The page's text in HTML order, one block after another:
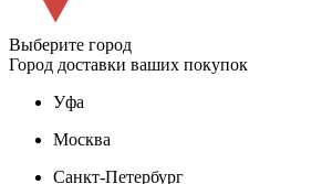
Выберите город
Город доставки ваших покупок
Уфа
Москва
Санкт-Петербург